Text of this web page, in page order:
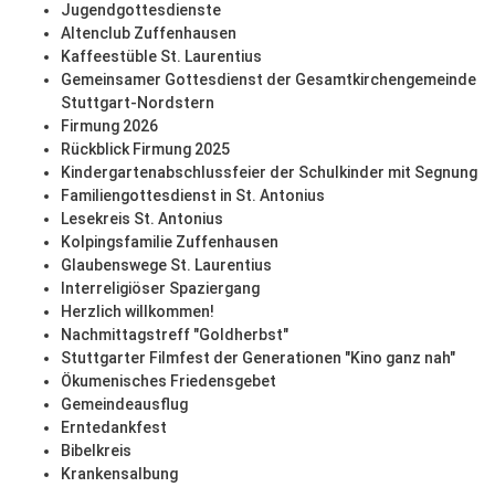
Jugendgottesdienste
Altenclub Zuffenhausen
Kaffeestüble St. Laurentius
Gemeinsamer Gottesdienst der Gesamtkirchengemeinde
Stuttgart-Nordstern
Firmung 2026
Rückblick Firmung 2025
Kindergartenabschlussfeier der Schulkinder mit Segnung
Familiengottesdienst in St. Antonius
Lesekreis St. Antonius
Kolpingsfamilie Zuffenhausen
Glaubenswege St. Laurentius
Interreligiöser Spaziergang
Herzlich willkommen!
Nachmittagstreff "Goldherbst"
Stuttgarter Filmfest der Generationen "Kino ganz nah"
Ökumenisches Friedensgebet
Gemeindeausflug
Erntedankfest
Bibelkreis
Krankensalbung